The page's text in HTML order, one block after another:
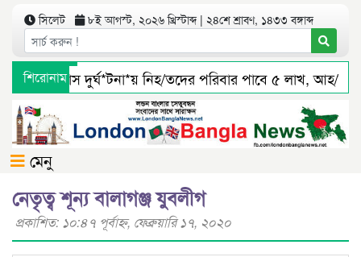
সিলেট ৮ই আগস্ট, ২০২৬ খ্রিস্টাব্দ | ২৪শে শ্রাবণ, ১৪৩৩ বঙ্গাব্দ
শিরোনাম
সিলেটে বাস দুর্ঘ*টনা*য় নিহ/তদের পরিবার পাবে ৫ লাখ, আহ/
জৈন্তাপুর সারী ৩ বালু মহালে অবৈধ ভাবে বালু উত্তোলনের সত্যতা
মেনু
নেতৃত্ব শূন্য বালাগঞ্জ যুবলীগ
প্রকাশিত: ১০:৪৭ পূর্বাহ্ণ, ফেব্রুয়ারি ১৭, ২০২০